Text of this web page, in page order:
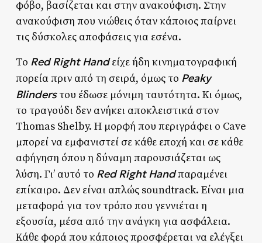
φόβο, βασίζεται και στην ανακούφιση. Στην
ανακούφιση που νιώθεις όταν κάποιος παίρνει
τις δύσκολες αποφάσεις για εσένα.
Το Red Right Handείχε ήδη κινηματογραφική
πορεία πριν από τη σειρά, όμως το Peaky
Blindersτου έδωσε μόνιμη ταυτότητα. Κι όμως,
το τραγούδι δεν ανήκει αποκλειστικά στον
Thomas Shelby. Η μορφή που περιγράφει ο Cave
μπορεί να εμφανιστεί σε κάθε εποχή και σε κάθε
αφήγηση όπου η δύναμη παρουσιάζεται ως
λύση. Γι’ αυτό το Red Right Handπαραμένει
επίκαιρο. Δεν είναι απλώς soundtrack. Είναι μια
μεταφορά για τον τρόπο που γεννιέται η
εξουσία, μέσα από την ανάγκη για ασφάλεια.
Κάθε φορά που κάποιος προσφέρεται να ελέγξει